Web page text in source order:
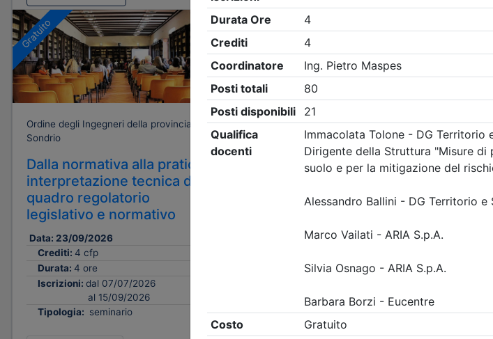
Gratuito
Ordine degli Ingegneri della provincia di
Sondrio
Dalla normativa alla pratica:
interpretazione tecnica del
quadro regolatorio
legislativo e normativo
Data: 23/09/2026
Crediti: 4 cfp
Durata: 4 ore
Iscrizioni: dal 07/07/2026
al 15/09/2026
Tipologia: seminario